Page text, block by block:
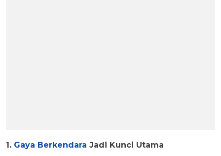
1. Gaya Berkendara Jadi Kunci Utama